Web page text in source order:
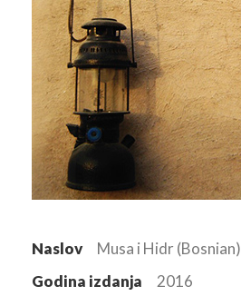
Naslov
Musa i Hidr (Bosnian)
Godina izdanja
2016